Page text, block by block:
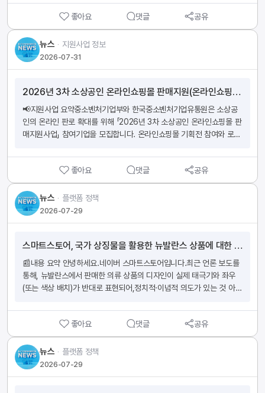
강기능식품에 해당하는 상품만 ‘건강기능 식품’ 카테고리로 등록해야 합
니다.  5. 기존 등록 상품을 점검해 주시기 바랍니다 현재 [상품정보 제
공고시 : 건강기능 식품] 으로 상품을 등록하고 있다면 해당 상품이 법
적으로 건강기능식품에 해당하는지, 필요한 자격과 서류를 갖추고 있는
지 확인해 주시기 바랍니다. 또한, 정상적인 건강기능식품을 일반 카테
을 받을 수 있도록 [상품정보 제공고시 : 건강기능 식품] 등록 여부를 검
토해 주시기 바랍니다.  상품의 건강기능식품 해당 여부, 규제 요건 충
족 여부 또는 판매 자격 여부가 불확실한 경우에는 관련 법령 위반을 방
지하기 위해 식품의약품안전처(MFDS)에 문의하시기 바랍니다. 판매자
바로가기https://blog.naver.com/naver_seller
와 신상품 선론칭으로 수요 공략에 나서고 있다. 1. 겨울 패션 주문액 급
증GS샵 주문액 전년 대비 348% 증가현대홈쇼핑 주문액 100% 증가
롯데홈쇼핑 주문액 40% 증가역시즌 쇼핑 수요 확대 2. 코트, 무스탕
인기코트 주문액 626% 증가캐시미어 코트 구매 증가무스탕·양모 재킷
수요 확대고가 아우터 할인 구매 트렌드 확산 3. 홈쇼핑 할인 행사 강화
GS샵 '웨어하우스 클리어런스' 운영물류센터 콘셉트 할인 방송 진행'SJ
시장 흐름 핵심역시즌 쇼핑 트렌드 확산고가 아우터 할인 구매 증가여름
철 겨울 의류 수요 확대홈쇼핑 중심 시즌 선구매 문화 정착 💬서치킹 코
멘트패션 시장에서는 계절보다 가격 경쟁력이 소비를 결정하는 흐름이
강해지고 있습니다. 특히 코트, 패딩, 무스탕처럼 가격대가 높은 겨울 아
고를 효율적으로 운영하고, 할인 혜택을 강조한 마케팅으로 구매 수요를
https://www.mk.co.kr/news/business/12107709
좋아요 댓글 공유
뉴스 ᆞ 지원사업 정보
2026-07-31
2026년 3차 소상공인 온라인쇼핑몰 판매지원(온라인쇼핑몰ㆍ로컬상품관) 참여기업 모집 공고
📢지원사업 요약중소벤처기업부와 한국중소벤처기업유통원은 소상공
인의 온라인 판로 확대를 위해 「2026년 3차 소상공인 온라인쇼핑몰 판
매지원사업」 참여기업을 모집합니다. 온라인쇼핑몰 기획전 참여와 로컬
지원하는 사업입니다. 📌모집 대상「소상공인기본법」 제2조에 따른 소상
공인 🎁지원 내용온라인 플랫폼 단독딜 운영 지원소상공인 전용 온라인
기획전 노출 지원지방정부 지역몰 로컬상품관 입점 지원로컬상품 판매
및 마케팅 지원온라인 판로 확대 지원 📅신청 기간2026년 7월 20일
~ 2026년 8월 24일 📩신청 방법판판대로 온라인 접수 ☎ 문의처온판
상담소1899-0309 👉 ‘2026년 3차 소상공인 온라인쇼핑몰 판매지
https://www.bizinfo.go.kr/sii/siia/selectSIIA200Detail.do?
hashCode=08&rowsSel=6&rows=15&cpage=3&cat=&schPb
lancDiv=&schJrsdCodeTy=&schWntyAt=&schAreaDetailCod
es=&schEndAt=N&orderGb=&sort=&preKeywords=&conditi
on=searchPblancNm&condition1=AND&keyword=&pblancId
좋아요 댓글 공유
뉴스 ᆞ 플랫폼 정책
2026-07-29
스마트스토어, 국가 상징물을 활용한 뉴발란스 상품에 대한 판매자 자체 점검 안내
📰내용 요약 안녕하세요.네이버 스마트스토어입니다.​최근 언론 보도를
통해, 뉴발란스에서 판매한 의류 상품의 디자인이 실제 태극기와 좌우
(또는 색상 배치)가 반대로 표현되어,정치적·이념적 의도가 있는 것 아니
면 중단한 사례가 있었습니다.​관련 기사 : [단독] "태극 문양·건곤감리가
거꾸로"…뉴발란스, 불매 조짐에 판매 중단 (바로가기)이와 관련하여, 스
마트스토어 판매자님들께서도 아래 사항을 참고하시어 판매 중이신 상
품에 대해 자체적으로 점검해 주시기를 안내드립니다.​​■ 점검 권고 사
항: 국가 상징물이나 역사·문화적 의미가 담긴 디자인을 활용한 상품은
아래 사항을 중심으로 자체 점검해 주시기 바랍니다.- 태극기 등 국가
좋아요 댓글 공유
뉴스 ᆞ 플랫폼 정책
2026-07-29